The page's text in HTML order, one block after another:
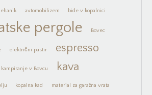
avtomobilizem bide v kopalnici
pergole Bovec
električni pastir espresso
kampiranje v Bovcu kava
kopalna kad material za garažna vrata